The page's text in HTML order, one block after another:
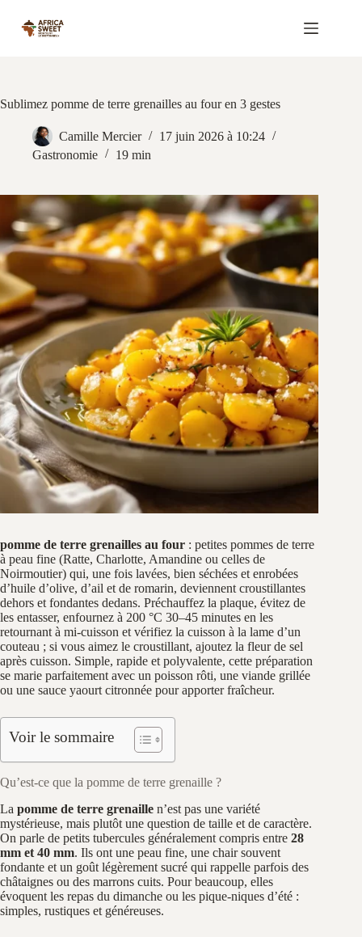
contenu
Sublimez pomme de terre grenailles au four en 3 gestes
Camille Mercier
17 juin 2026 à 10:24
Gastronomie
19 min
pomme de terre grenailles au four : petites pommes de terre
à peau fine (Ratte, Charlotte, Amandine ou celles de
Noirmoutier) qui, une fois lavées, bien séchées et enrobées
d’huile d’olive, d’ail et de romarin, deviennent croustillantes
dehors et fondantes dedans. Préchauffez la plaque, évitez de
les entasser, enfournez à 200 °C 30–45 minutes en les
retournant à mi-cuisson et vérifiez la cuisson à la lame d’un
couteau ; si vous aimez le croustillant, ajoutez la fleur de sel
après cuisson. Simple, rapide et polyvalente, cette préparation
se marie parfaitement avec un poisson rôti, une viande grillée
ou une sauce yaourt citronnée pour apporter fraîcheur.
Voir le sommaire
Qu’est-ce que la pomme de terre grenaille ?
La pomme de terre grenaille n’est pas une variété
mystérieuse, mais plutôt une question de taille et de caractère.
On parle de petits tubercules généralement compris entre 28
mm et 40 mm. Ils ont une peau fine, une chair souvent
fondante et un goût légèrement sucré qui rappelle parfois des
châtaignes ou des marrons cuits. Pour beaucoup, elles
évoquent les repas du dimanche ou les pique-niques d’été :
simples, rustiques et généreuses.